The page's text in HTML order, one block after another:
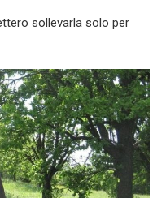
sollevarla solo per